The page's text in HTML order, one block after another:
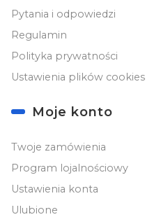
Pytania i odpowiedzi
Regulamin
Polityka prywatności
Ustawienia plików cookies
Moje konto
Twoje zamówienia
Program lojalnościowy
Ustawienia konta
Ulubione